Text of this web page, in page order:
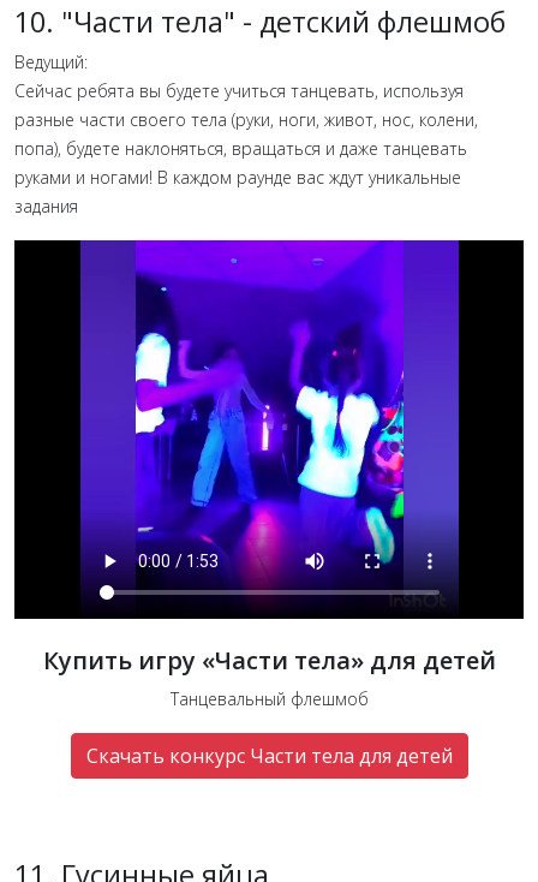
10. "Части тела" - детский флешмоб
Ведущий:
Сейчас ребята вы будете учиться танцевать, используя
разные части своего тела (руки, ноги, живот, нос, колени,
попа), будете наклоняться, вращаться и даже танцевать
руками и ногами! В каждом раунде вас ждут уникальные
задания
Купить игру «Части тела» для детей
Танцевальный флешмоб
Скачать конкурс Части тела для детей